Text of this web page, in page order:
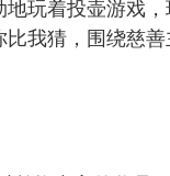
玩着投壶游戏
比我猜，围绕慈